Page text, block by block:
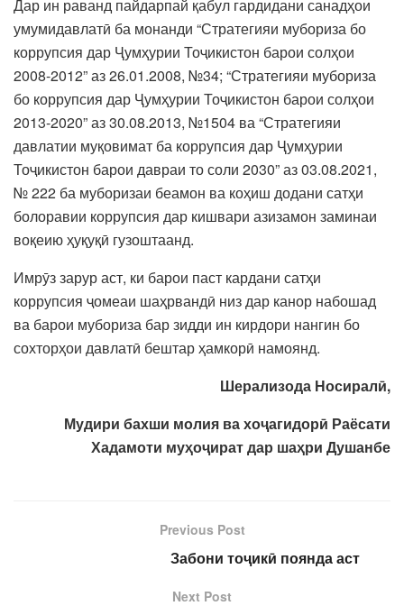
Дар ин раванд пайдарпай қабул гардидани санадҳои
умумидавлатӣ ба монанди “Стратегияи мубориза бо
коррупсия дар Ҷумҳурии Тоҷикистон барои солҳои
2008-2012” аз 26.01.2008, №34; “Стратегияи мубориза
бо коррупсия дар Ҷумҳурии Тоҷикистон барои солҳои
2013-2020” аз 30.08.2013, №1504 ва “Стратегияи
давлатии муқовимат ба коррупсия дар Ҷумҳурии
Тоҷикистон барои давраи то соли 2030” аз 03.08.2021,
№ 222 ба муборизаи беамон ва коҳиш додани сатҳи
болоравии коррупсия дар кишвари азизамон заминаи
воқеию ҳуқуқӣ гузоштаанд.
Имрӯз зарур аст, ки барои паст кардани сатҳи
коррупсия ҷомеаи шаҳрвандӣ низ дар канор набошад
ва барои мубориза бар зидди ин кирдори нангин бо
сохторҳои давлатӣ бештар ҳамкорӣ намоянд.
Шерализода Носиралӣ,
Мудири бахши молия ва хоҷагидорӣ Раёсати
Хадамоти муҳоҷират дар шаҳри Душанбе
Previous Post
Забони тоҷикӣ поянда аст
Next Post